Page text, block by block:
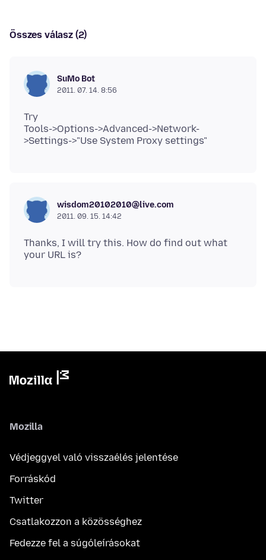
Összes válasz (2)
SuMo Bot
2011. 07. 14. 8:56
Try
Tools->Options->Advanced->Network-
wisdom20102010@live.com
2011. 09. 15. 14:42
Thanks, I will try this. How do find out what
Mozilla
Védjeggyel való visszaélés jelentése
Forráskód
Twitter
Csatlakozzon a közösséghez
Fedezze fel a súgóleírásokat